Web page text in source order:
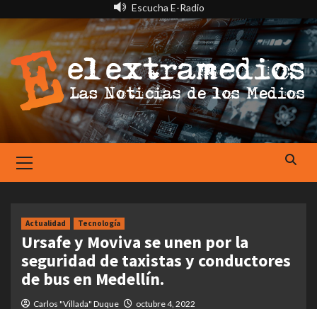
contenido
Escucha E-Radio
Menu
Actualidad Tecnología
Ursafe y Moviva se unen por la
seguridad de taxistas y conductores
de bus en Medellín.
Carlos "Villada" Duque octubre 4, 2022